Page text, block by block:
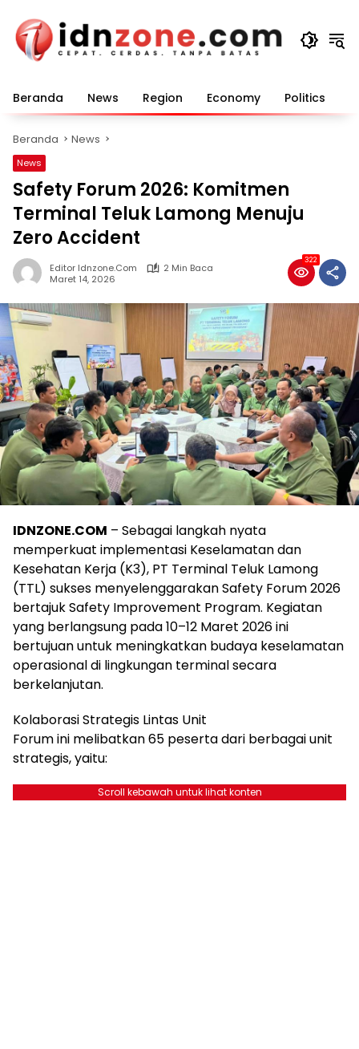
konten
Beranda News Region Economy Politics
Beranda News
News
Safety Forum 2026: Komitmen
Terminal Teluk Lamong Menuju
Zero Accident
Editor Idnzone.com
2 Min Baca
Maret 14, 2026
322
IDNZONE.COM – Sebagai langkah nyata
memperkuat implementasi Keselamatan dan
Kesehatan Kerja (K3), PT Terminal Teluk Lamong
(TTL) sukses menyelenggarakan Safety Forum 2026
bertajuk Safety Improvement Program. Kegiatan
yang berlangsung pada 10–12 Maret 2026 ini
bertujuan untuk meningkatkan budaya keselamatan
operasional di lingkungan terminal secara
berkelanjutan.
Kolaborasi Strategis Lintas Unit
Forum ini melibatkan 65 peserta dari berbagai unit
strategis, yaitu:
Scroll kebawah untuk lihat konten